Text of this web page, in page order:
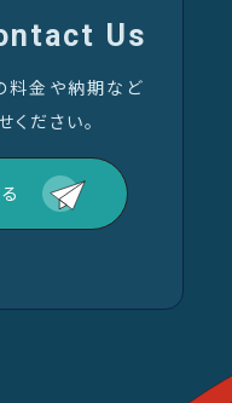
Us
料金や納期など
ださい。